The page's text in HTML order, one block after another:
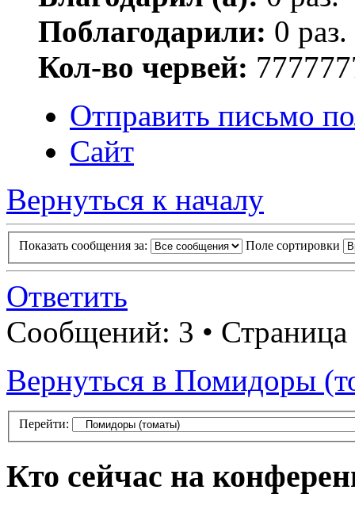
Поблагодарили: 0 раз.
Кол-во червей:
Отправить письмо
Сайт
Вернуться к началу
Показать сообщения за: Поле сортировки
Ответить
Сообщений: 3 • Страница
Вернуться в Помидоры
Перейти:
Кто сейчас на